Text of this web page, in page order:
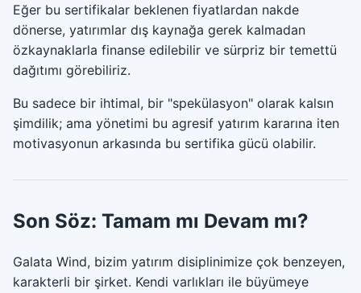
Eğer bu sertifikalar beklenen fiyatlardan nakde
dönerse, yatırımlar dış kaynağa gerek kalmadan
özkaynaklarla finanse edilebilir ve sürpriz bir temettü
dağıtımı görebiliriz.
Bu sadece bir ihtimal, bir "spekülasyon" olarak kalsın
şimdilik; ama yönetimi bu agresif yatırım kararına iten
motivasyonun arkasında bu sertifika gücü olabilir.
Son Söz: Tamam mı Devam mı?
Galata Wind, bizim yatırım disiplinimize çok benzeyen,
karakterli bir şirket. Kendi varlıkları ile büyümeye